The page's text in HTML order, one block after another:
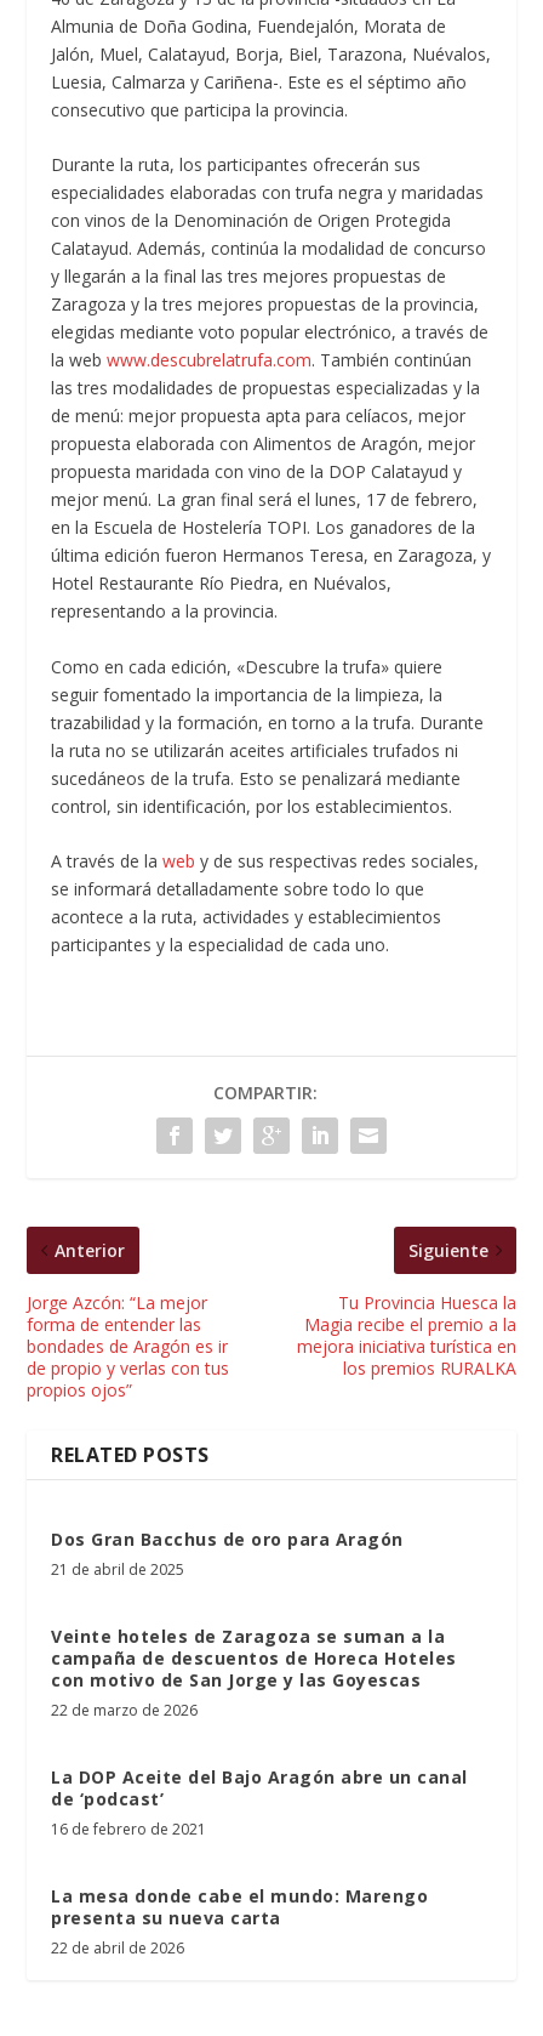
Almunia de Doña Godina, Fuendejalón, Morata de
Jalón, Muel, Calatayud, Borja, Biel, Tarazona, Nuévalos,
Luesia, Calmarza y Cariñena-. Este es el séptimo año
consecutivo que participa la provincia.
Durante la ruta, los participantes ofrecerán sus
especialidades elaboradas con trufa negra y maridadas
con vinos de la Denominación de Origen Protegida
Calatayud. Además, continúa la modalidad de concurso
y llegarán a la final las tres mejores propuestas de
Zaragoza y la tres mejores propuestas de la provincia,
elegidas mediante voto popular electrónico, a través de
la webwww.descubrelatrufa.com. También continúan
las tres modalidades de propuestas especializadas y la
de menú: mejor propuesta apta para celíacos, mejor
propuesta elaborada con Alimentos de Aragón, mejor
propuesta maridada con vino de la DOP Calatayud y
mejor menú. La gran final será el lunes, 17 de febrero,
en la Escuela de Hostelería TOPI. Los ganadores de la
última edición fueron Hermanos Teresa, en Zaragoza, y
Hotel Restaurante Río Piedra, en Nuévalos,
representando a la provincia.
Como en cada edición, «Descubre la trufa» quiere
seguir fomentado la importancia de la limpieza, la
trazabilidad y la formación, en torno a la trufa. Durante
la ruta no se utilizarán aceites artificiales trufados ni
sucedáneos de la trufa. Esto se penalizará mediante
control, sin identificación, por los establecimientos.
A través de laweby de sus respectivas redes sociales,
se informará detalladamente sobre todo lo que
acontece a la ruta, actividades y establecimientos
participantes y la especialidad de cada uno.
COMPARTIR:
Anterior
Jorge Azcón: “La mejor
forma de entender las
bondades de Aragón es ir
de propio y verlas con tus
propios ojos”
Siguiente
Tu Provincia Huesca la
Magia recibe el premio a la
mejora iniciativa turística en
los premios RURALKA
RELATED POSTS
Dos Gran Bacchus de oro para Aragón
21 de abril de 2025
Veinte hoteles de Zaragoza se suman a la
campaña de descuentos de Horeca Hoteles
con motivo de San Jorge y las Goyescas
22 de marzo de 2026
La DOP Aceite del Bajo Aragón abre un canal
de ‘podcast’
16 de febrero de 2021
La mesa donde cabe el mundo: Marengo
presenta su nueva carta
22 de abril de 2026